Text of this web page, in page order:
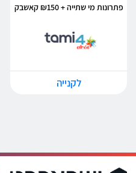
פתרונות מי שתייה + ₪150 קאשבק
לקנייה